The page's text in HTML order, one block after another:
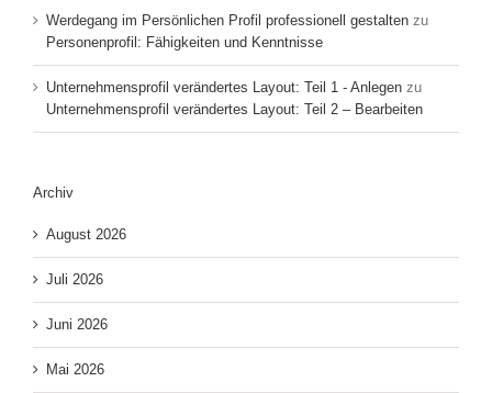
Werdegang im Persönlichen Profil professionell gestalten zu
Personenprofil: Fähigkeiten und Kenntnisse
Unternehmensprofil verändertes Layout: Teil 1 - Anlegen zu
Unternehmensprofil verändertes Layout: Teil 2 – Bearbeiten
Archiv
August 2026
Juli 2026
Juni 2026
Mai 2026